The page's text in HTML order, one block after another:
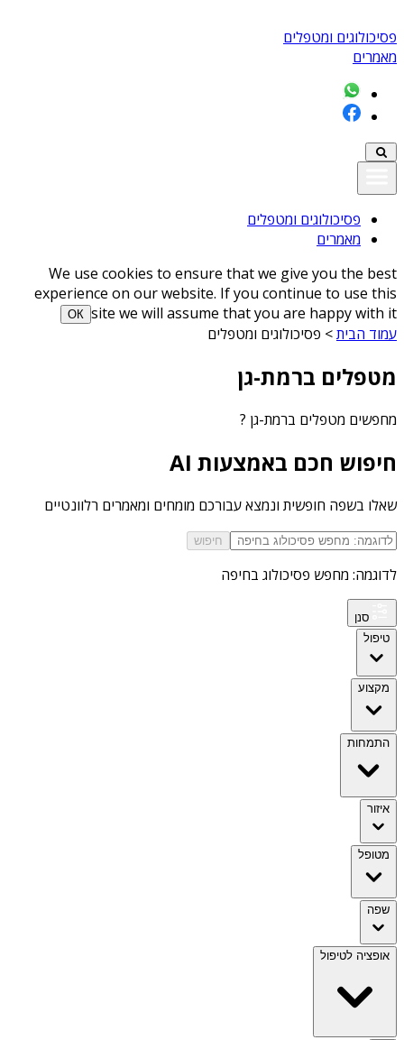
פסיכולוגים ומטפלים
מאמרים
פסיכולוגים ומטפלים
מאמרים
We use cookies to ensure that we give you the best
experience on our website. If you continue to use this
site we will assume that you are happy with it
ОК
עמוד הבית> פסיכולוגים ומטפלים
מטפלים ברמת-גן
מחפשים מטפלים ברמת-גן ?
חיפוש חכם באמצעות AI
שאלו בשפה חופשית ונמצא עבורכם מומחים ומאמרים רלוונטיים
חיפוש
לדוגמה: מחפש פסיכולוג בחיפה
סנן
טיפול
מקצוע
התמחות
איזור
מטופל
שפה
אופציה לטיפול